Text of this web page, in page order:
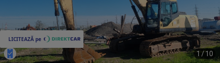
1 /10